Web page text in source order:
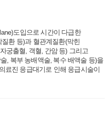
도입으로 시간이 다급한
환 등)과 혈관계질환(막힌
궁출혈, 객혈, 간암 등) 그리고
, 복부 농배액술, 복수 배액술 등)을
료진 응급대기로 인해 응급시술이